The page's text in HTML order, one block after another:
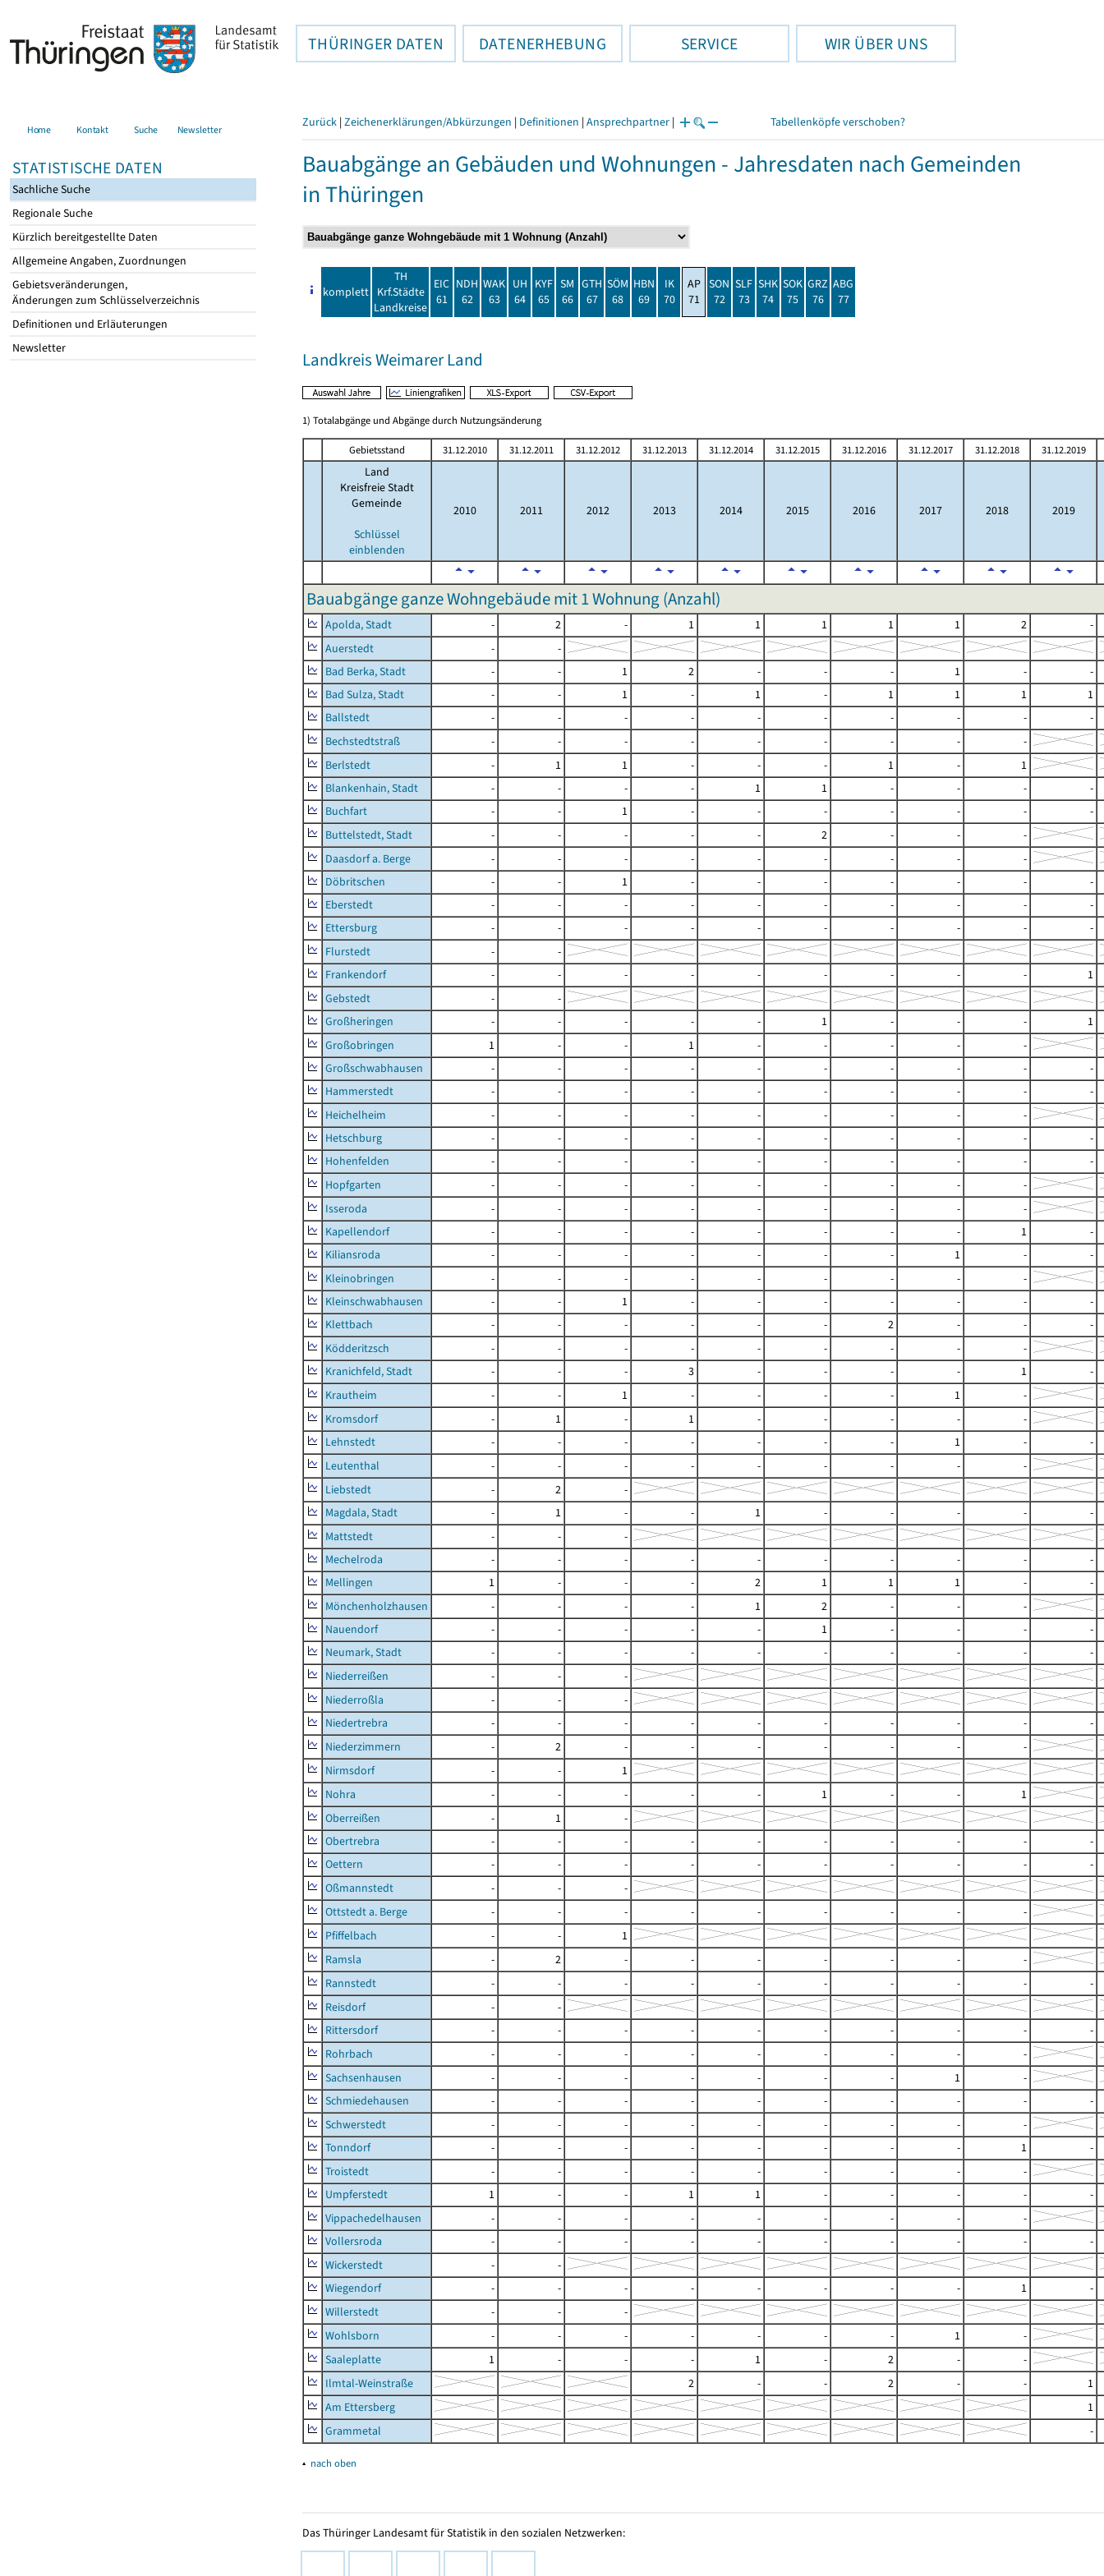
THÜRINGER DATEN DATENERHEBUNG SERVICE WIR ÜBER UNS
Home Kontakt Suche Newsletter
STATISTISCHE DATEN
Sachliche Suche
Regionale Suche
Kürzlich bereitgestellte Daten
Allgemeine Angaben, Zuordnungen
Gebietsveränderungen,
Änderungen zum Schlüsselverzeichnis
Definitionen und Erläuterungen
Newsletter
Zurück | Zeichenerklärungen/Abkürzungen | Definitionen | Ansprechpartner | Tabellenköpfe verschoben?
Bauabgänge an Gebäuden und Wohnungen - Jahresdaten nach Gemeinden
in Thüringen
komplett
TH
Krf.Städte
Landkreise
EIC
61
NDH
62
WAK
63
UH
64
KYF
65
SM
66
GTH
67
SÖM
68
HBN
69
IK
70
AP
71
SON
72
SLF
73
SHK
74
SOK
75
GRZ
76
ABG
77
Landkreis Weimarer Land
1) Totalabgänge und Abgänge durch Nutzungsänderung
Gebietsstand 31.12.2010 31.12.2011 31.12.2012 31.12.2013 31.12.2014 31.12.2015 31.12.2016 31.12.2017 31.12.2018 31.12.2019
Land
Kreisfreie Stadt
Gemeinde
Schlüssel
einblenden
2010 2011 2012 2013 2014 2015 2016 2017 2018 2019
Bauabgänge ganze Wohngebäude mit 1 Wohnung (Anzahl)
Apolda, Stadt - 2 - 1 1 1 1 1 2
-
Auerstedt
-
-
Bad Berka, Stadt
- - 1 2 - - - 1 -
-
Bad Sulza, Stadt
- - 1 - 1 - 1 1 1
1
Ballstedt
- - - - - - - - -
-
Bechstedtstraß
- - - - - - - -
-
Berlstedt
- 1 1 - - - 1 -
1
Blankenhain, Stadt
- - - - 1 1 - - -
-
Buchfart
- - 1 - - - - - -
-
Buttelstedt, Stadt
- - - - - 2 - -
-
Daasdorf a. Berge
- - - - - - - -
-
Döbritschen
- - 1 - - - - - -
-
Eberstedt
- - - - - - - - -
-
Ettersburg
- - - - - - - - -
-
Flurstedt
-
-
Frankendorf
- - - - - - - - -
1
Gebstedt
-
-
Großheringen
- - - - - 1 - - -
1
Großobringen
1 - - 1 - - - -
-
Großschwabhausen
- - - - - - - - -
-
Hammerstedt
- - - - - - - - -
-
Heichelheim
- - - - - - - -
-
Hetschburg
- - - - - - - - -
-
Hohenfelden
- - - - - - - - -
-
Hopfgarten
- - - - - - - -
-
Isseroda
- - - - - - - -
-
Kapellendorf
- - - - - - - - 1
-
Kiliansroda
- - - - - - - 1 -
-
Kleinobringen
- - - - - - - -
-
Kleinschwabhausen
- - 1 - - - - - -
-
Klettbach
- - - - - - 2 - -
-
Ködderitzsch
- - - - - - - -
-
Kranichfeld, Stadt
- - - 3 - - - - 1
-
Krautheim
- - 1 - - - - 1
-
Kromsdorf
- 1 - 1 - - - -
-
Lehnstedt
- - - - - - - 1 -
-
Leutenthal
- - - - - - - -
-
Liebstedt
- 2
-
Magdala, Stadt
- 1 - - 1 - - - -
-
Mattstedt
- -
-
Mechelroda
- - - - - - - - -
-
Mellingen
1 - - - 2 1 1 1 -
-
Mönchenholzhausen
- - - - 1 2 - -
-
Nauendorf
- - - - - 1 - - -
-
Neumark, Stadt
- - - - - - - - -
-
Niederreißen
- -
-
Niederroßla
- -
-
Niedertrebra
- - - - - - - - -
-
Niederzimmern
- 2 - - - - - -
-
Nirmsdorf
- -
1
Nohra
- - - - - 1 - -
1
Oberreißen
- 1
-
Obertrebra
- - - - - - - - -
-
Oettern
- - - - - - - - -
-
Oßmannstedt
- -
-
Ottstedt a. Berge
- - - - - - - -
-
Pfiffelbach
- -
1
Ramsla
- 2 - - - - - -
-
Rannstedt
- - - - - - - - -
-
Reisdorf
-
-
Rittersdorf
- - - - - - - - -
-
Rohrbach
- - - - - - - -
-
Sachsenhausen
- - - - - - - 1
-
Schmiedehausen
- - - - - - - - -
-
Schwerstedt
- - - - - - - -
-
Tonndorf
- - - - - - - - 1
-
Troistedt
- - - - - - - -
-
Umpferstedt
1 - - 1 1 - - - -
-
Vippachedelhausen
- - - - - - - -
-
Vollersroda
- - - - - - - - -
-
Wickerstedt
-
-
Wiegendorf
- - - - - - - - 1
-
Willerstedt
- -
-
Wohlsborn
- - - - - - - 1
-
Saaleplatte
1 - - - 1 - 2 -
-
Ilmtal-Weinstraße
2 - - 2 - -
1
Am Ettersberg
1
Grammetal
-
▴ nach oben
Das Thüringer Landesamt für Statistik in den sozialen Netzwerken: